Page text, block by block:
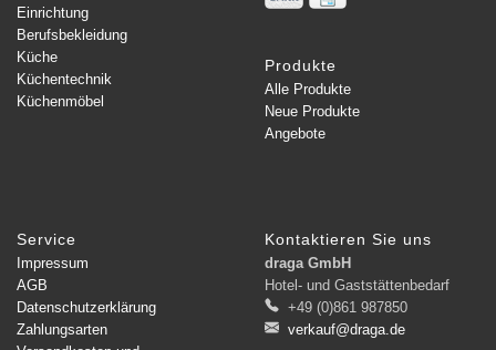
Einrichtung
Berufsbekleidung
Küche
Küchentechnik
Küchenmöbel
Produkte
Alle Produkte
Neue Produkte
Angebote
Service
Impressum
AGB
Datenschutzerklärung
Zahlungsarten
Kontaktieren Sie uns
draga GmbH
Hotel- und Gaststättenbedarf
+49 (0)861 987850
verkauf@draga.de